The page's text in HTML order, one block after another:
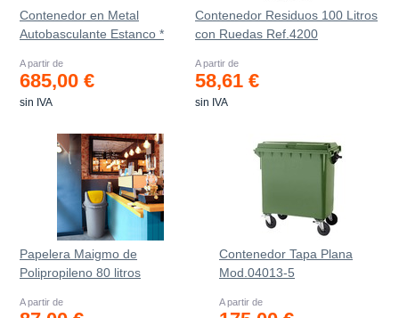
Contenedor en Metal
Autobasculante Estanco *
A partir de
685,00 €
sin IVA
Contenedor Residuos 100 Litros
con Ruedas Ref.4200
A partir de
58,61 €
sin IVA
Papelera Maigmo de
Polipropileno 80 litros
A partir de
Contenedor Tapa Plana
Mod.04013-5
A partir de